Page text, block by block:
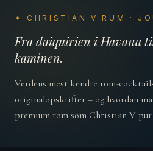
✦ CHRISTIAN V RUM ·
Fra daiquirien i Havana
kaminen.
Verdens mest kendte rom-
originalopskrifter – og hvordan
premium rom som Christian V pur.